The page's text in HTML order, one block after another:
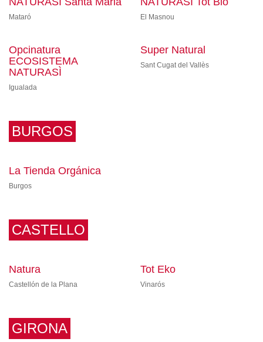
Mataró El Masnou
Opcinatura
ECOSISTEMA
NATURASÌ
Igualada
Super Natural
Sant Cugat del Vallès
BURGOS
La Tienda Orgánica
Burgos
CASTELLO
Natura
Castellón de la Plana
Tot Eko
Vinarós
GIRONA